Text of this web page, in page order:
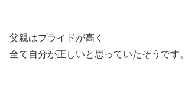
父親はプライドが高く
全て自分が正しいと思っていたそうです。